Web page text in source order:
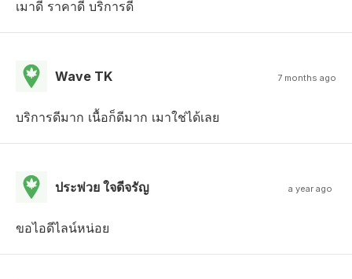
เมาดี ราคาดี บริการดี
Wave TK 7 months ago
บริการดีมาก เนื้อก็ดีมาก เมาใช่ได้เลย
ประพ่วย ใจดีจรัญ a year ago
ขอไอดีไลน์หน่อย